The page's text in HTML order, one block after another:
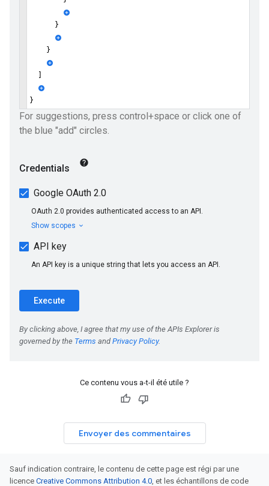
Ce contenu vous a-t-il été utile ?
Envoyer des commentaires
Sauf indication contraire, le contenu de cette page est régi par une
licence Creative Commons Attribution 4.0, et les échantillons de code